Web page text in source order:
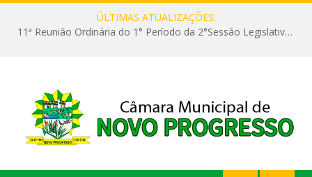
ÚLTIMAS ATUALIZAÇÕES:
11ª Reunião Ordinária do 1° Período da 2°Sessão Legislativa da 9ª Legislatura do Poder Legislativo